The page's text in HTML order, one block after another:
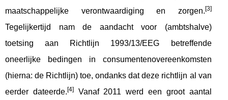
maatschappelijke verontwaardiging en zorgen.[3]
Tegelijkertijd nam de aandacht voor (ambtshalve)
toetsing aan Richtlijn 1993/13/EEG betreffende
oneerlijke bedingen in consumentenovereenkomsten
(hierna: de Richtlijn) toe, ondanks dat deze richtlijn al van
eerder dateerde.[4]Vanaf 2011 werd een groot aantal